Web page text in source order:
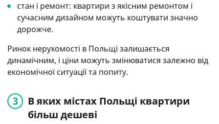
стан і ремонт: квартири з якісним ремонтом і
сучасним дизайном можуть коштувати значно
дорожче.
Ринок нерухомості в Польщі залишається
динамічним, і ціни можуть змінюватися залежно від
економічної ситуації та попиту.
В яких містах Польщі квартири
більш дешеві